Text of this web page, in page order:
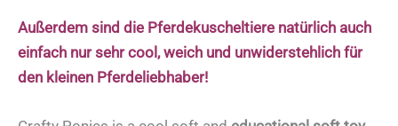
Außerdem sind die Pferdekuscheltiere natürlich auch
einfach nur sehr cool, weich und unwiderstehlich für
den kleinen Pferdeliebhaber!